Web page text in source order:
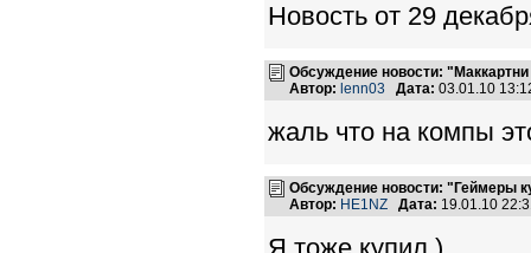
Новость от 29
Обсуждение новости:
Автор: lenn03 Дата: 03.01.10
жаль что на компы
Обсуждение новости: "Геймеры
Автор: HE1NZ Дата: 19.01.10